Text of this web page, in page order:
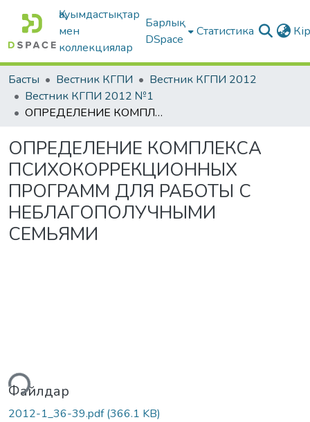
Қауымдастықтар
мен
коллекциялар
Барлық
DSpace
Статистика
Басты Вестник КГПИ
Вестник КГПИ 2012
Вестник КГПИ 2012 №1
ОПРЕДЕЛЕНИЕ КОМПЛЕКСА ПСИХОКОРРЕКЦИОННЫХ ПРОГРАММ ДЛЯ РАБОТЫ С НЕБЛАГОПОЛУЧНЫМИ СЕМЬЯМИ
ОПРЕДЕЛЕНИЕ КОМПЛЕКСА
ПСИХОКОРРЕКЦИОННЫХ
ПРОГРАММ ДЛЯ РАБОТЫ С
НЕБЛАГОПОЛУЧНЫМИ
СЕМЬЯМИ
Файлдар
2012-1_36-39.pdf(366.1 KB)